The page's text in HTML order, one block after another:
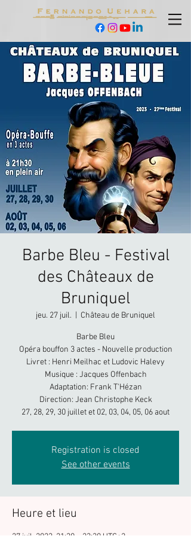
Barbe Bleu - Festival
des Châteaux de
Bruniquel
jeu. 27 juil. Château de Bruniquel
Barbe Bleu
Opéra bouffon 3 actes - Nouvelle production
Livret : Henri Meilhac et Ludovic Halevy
Musique : Jacques Offenbach
Adaptation: Frank T'Hézan
Direction: Jean Christophe Keck
27, 28, 29, 30 juillet et 02, 03, 04, 05, 06 aout
Registration is closed
See other events
Heure et lieu